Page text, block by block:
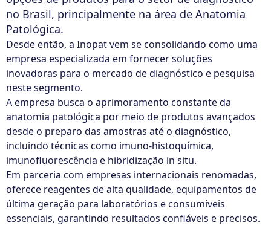
no Brasil, principalmente na área de Anatomia
Patológica.
Desde então, a Inopat vem se consolidando como uma
empresa especializada em fornecer soluções
inovadoras para o mercado de diagnóstico e pesquisa
neste segmento.
A empresa busca o aprimoramento constante da
anatomia patológica por meio de produtos avançados
desde o preparo das amostras até o diagnóstico,
incluindo técnicas como imuno-histoquímica,
imunofluorescência e hibridização in situ.
Em parceria com empresas internacionais renomadas,
oferece reagentes de alta qualidade, equipamentos de
última geração para laboratórios e consumíveis
essenciais, garantindo resultados confiáveis e precisos.